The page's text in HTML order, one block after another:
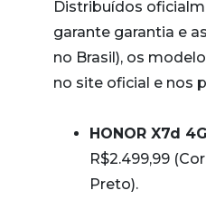
Distribuídos
garante garantia e
no Brasil), os
no site oficial e nos
HONOR X7d
R$2.499,99
Preto).